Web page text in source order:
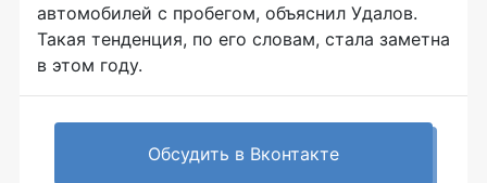
автомобилей с пробегом, объяснил Удалов.
Такая тенденция, по его словам, стала заметна
в этом году.
Обсудить в Вконтакте